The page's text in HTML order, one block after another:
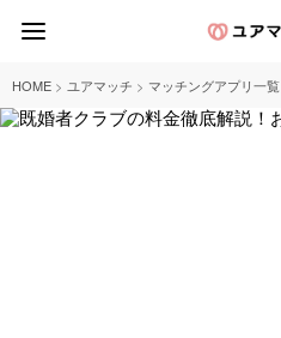
HOME > ユアマッチ > マッチングアプリ一覧